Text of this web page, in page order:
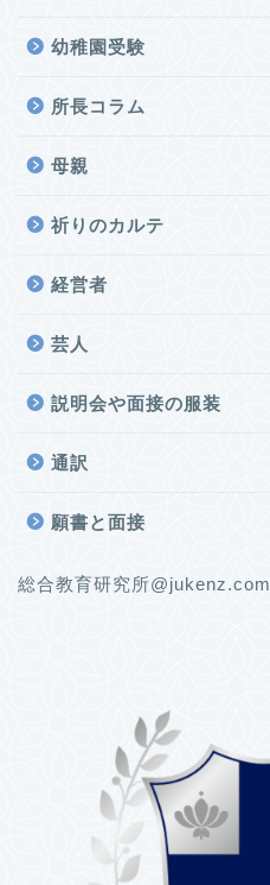
幼稚園受験
所長コラム
母親
祈りのカルテ
経営者
芸人
説明会や面接の服装
通訳
願書と面接
総合教育研究所@jukenz.com